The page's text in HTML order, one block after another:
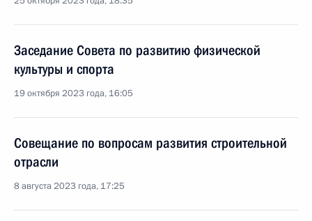
Заседание Совета по развитию физической
культуры и спорта
19 октября 2023 года, 16:05
Совещание по вопросам развития строительной
отрасли
8 августа 2023 года, 17:25